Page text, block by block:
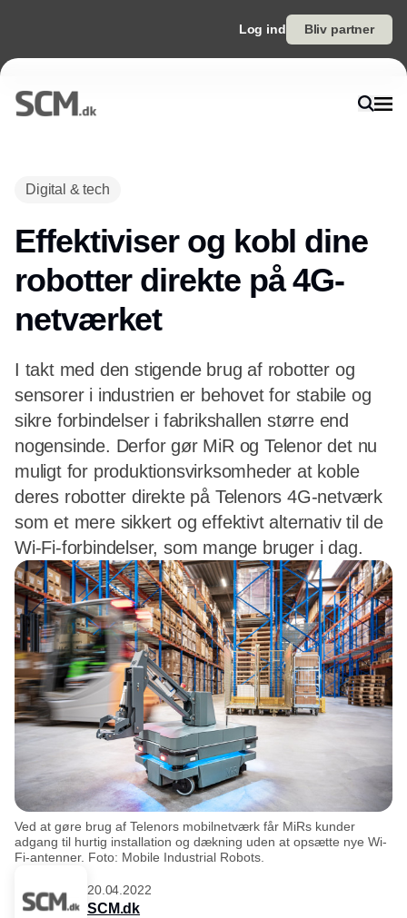
Log ind Bliv partner
Digital & tech
Effektiviser og kobl dine
robotter direkte på 4G-
netværket
I takt med den stigende brug af robotter og
sensorer i industrien er behovet for stabile og
sikre forbindelser i fabrikshallen større end
nogensinde. Derfor gør MiR og Telenor det nu
muligt for produktionsvirksomheder at koble
deres robotter direkte på Telenors 4G-netværk
som et mere sikkert og effektivt alternativ til de
Wi-Fi-forbindelser, som mange bruger i dag.
Ved at gøre brug af Telenors mobilnetværk får MiRs kunder
adgang til hurtig installation og dækning uden at opsætte nye Wi-
Fi-antenner. Foto: Mobile Industrial Robots.
20.04.2022
SCM.dk